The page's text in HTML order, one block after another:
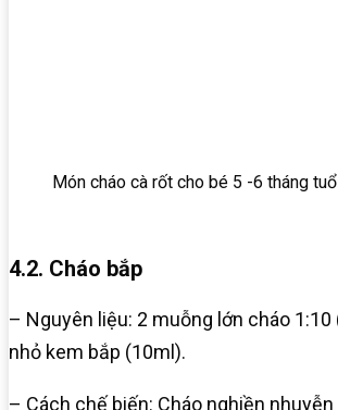
Món cháo cà rốt cho bé 5 -6 tháng
4.2. Cháo bắp
– Nguyên liệu: 2 muỗng lớn cháo 1:10
nhỏ kem bắp (10ml).
– Cách chế biến: Cháo nghiền nhuyễn